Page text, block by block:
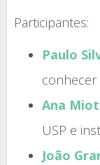
Participantes:
Paulo
conhecer
Ana
USP e
João